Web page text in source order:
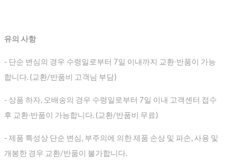
유의 사항
- 단순 변심의 경우 수령일로부터 7일 이내까지 교환∙반품이 가능
합니다. (교환/반품비 고객님 부담)
- 상품 하자, 오배송의 경우 수령일로부터 7일 이내 고객센터 접수
후 교환∙반품이 가능합니다. (교환/반품비 무료)
- 제품 특성상 단순 변심, 부주의에 의한 제품 손상 및 파손, 사용 및
개봉한 경우 교환/반품이 불가합니다.